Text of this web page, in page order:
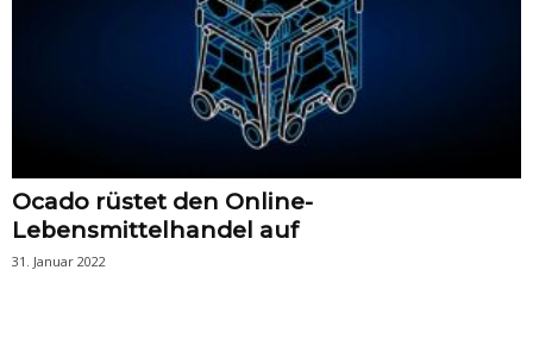
Ocado rüstet den Online-
Lebensmittelhandel auf
31. Januar 2022